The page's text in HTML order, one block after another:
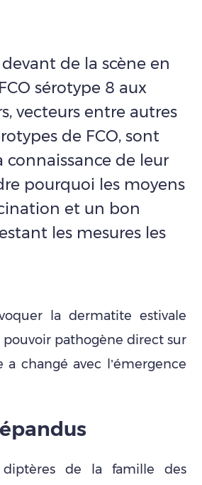
de la scène en
sérotype 8 aux
vecteurs entre autres
de FCO, sont
connaissance de leur
pourquoi les moyens
et un bon
les mesures les
la dermatite estivale
pouvoir pathogène direct sur
changé avec l’émergence
diptères de la famille des